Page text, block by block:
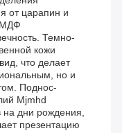
от царапин и
МДФ
Темно-
кожи
что делает
но и
Поднос-
Mjmhd
на дни рождения,
презентацию